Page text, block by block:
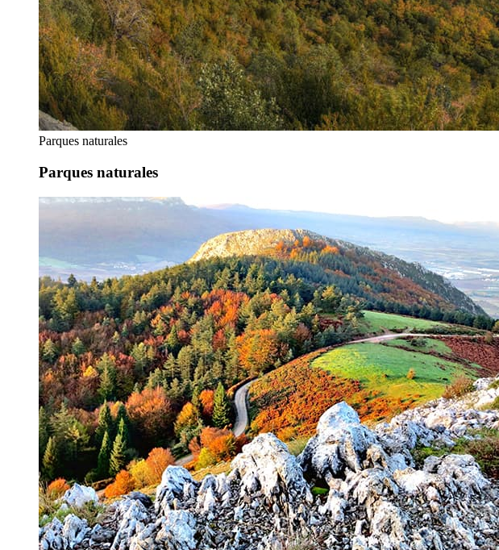
Parques naturales
Parques naturales